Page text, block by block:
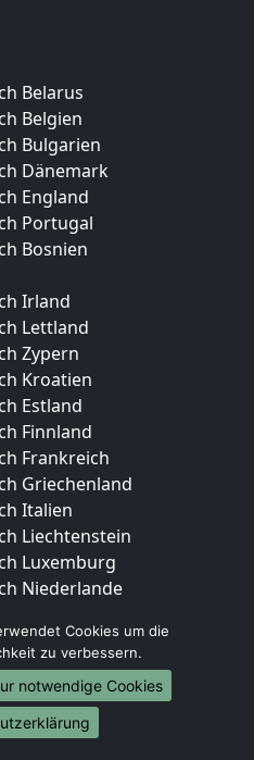
Belarus
Belgien
Bulgarien
Dänemark
England
Portugal
Bosnien
Irland
Lettland
Zypern
Kroatien
Estland
Finnland
Frankreich
Griechenland
Italien
Liechtenstein
Luxemburg
Niederlande
Berlin
Hamburg
München
Cookies um die
zu verbessern.
notwendige Cookies